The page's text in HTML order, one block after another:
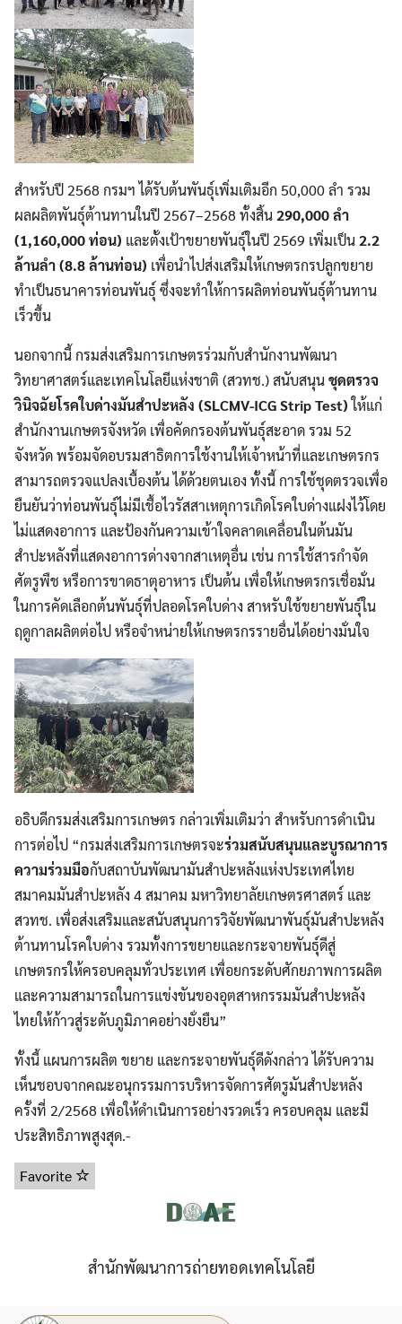
Search
สำหรับปี 2568 กรมฯ ได้รับต้นพันธุ์เพิ่มเติมอีก 50,000 ลำ รวม
ผลผลิตพันธุ์ต้านทานในปี 2567–2568 ทั้งสิ้น290,000ลำ
(1,160,000ท่อน) และตั้งเป้าขยายพันธุ์ในปี 2569 เพิ่มเป็น2.2
ล้านลำ (8.8ล้านท่อน) เพื่อนำไปส่งเสริมให้เกษตรกรปลูกขยาย
ทำเป็นธนาคารท่อนพันธุ์ ซึ่งจะทำให้การผลิตท่อนพันธุ์ต้านทาน
เร็วขึ้น
นอกจากนี้ กรมส่งเสริมการเกษตรร่วมกับสำนักงานพัฒนา
วิทยาศาสตร์และเทคโนโลยีแห่งชาติ (สวทช.) สนับสนุนชุดตรวจ
วินิจฉัยโรคใบด่างมันสำปะหลัง (SLCMV-ICG Strip Test)ให้แก่
สำนักงานเกษตรจังหวัด เพื่อคัดกรองต้นพันธุ์สะอาด รวม 52
จังหวัด พร้อมจัดอบรมสาธิตการใช้งานให้เจ้าหน้าที่และเกษตรกร
สามารถตรวจแปลงเบื้องต้น ได้ด้วยตนเอง ทั้งนี้ การใช้ชุดตรวจเพื่อ
ยืนยันว่าท่อนพันธุ์ไม่มีเชื้อไวรัสสาเหตุการเกิดโรคใบด่างแฝงไว้โดย
ไม่แสดงอาการ และป้องกันความเข้าใจคลาดเคลื่อนในต้นมัน
สำปะหลังที่แสดงอาการด่างจากสาเหตุอื่น เช่น การใช้สารกำจัด
ศัตรูพืช หรือการขาดธาตุอาหาร เป็นต้น เพื่อให้เกษตรกรเชื่อมั่น
ในการคัดเลือกต้นพันธุ์ที่ปลอดโรคใบด่าง สาหรับใช้ขยายพันธุ์ใน
ฤดูกาลผลิตต่อไป หรือจำหน่ายให้เกษตรกรรายอื่นได้อย่างมั่นใจ
อธิบดีกรมส่งเสริมการเกษตร กล่าวเพิ่มเติมว่า สำหรับการดำเนิน
การต่อไป “กรมส่งเสริมการเกษตรจะร่วมสนับสนุนและบูรณาการ
ความร่วมมือกับสถาบันพัฒนามันสำปะหลังแห่งประเทศไทย
สมาคมมันสำปะหลัง 4 สมาคม มหาวิทยาลัยเกษตรศาสตร์ และ
สวทช. เพื่อส่งเสริมและสนับสนุนการวิจัยพัฒนาพันธุ์มันสำปะหลัง
ต้านทานโรคใบด่าง รวมทั้งการขยายและกระจายพันธุ์ดีสู่
เกษตรกรให้ครอบคลุมทั่วประเทศ เพื่อยกระดับศักยภาพการผลิต
และความสามารถในการแข่งขันของอุตสาหกรรมมันสำปะหลัง
ไทยให้ก้าวสู่ระดับภูมิภาคอย่างยั่งยืน”
ทั้งนี้ แผนการผลิต ขยาย และกระจายพันธุ์ดีดังกล่าว ได้รับความ
เห็นชอบจากคณะอนุกรรมการบริหารจัดการศัตรูมันสำปะหลัง
ครั้งที่ 2/2568 เพื่อให้ดำเนินการอย่างรวดเร็ว ครอบคลุม และมี
ประสิทธิภาพสูงสุด.-
Favorite
สำนักพัฒนาการถ่ายทอดเทคโนโลยี